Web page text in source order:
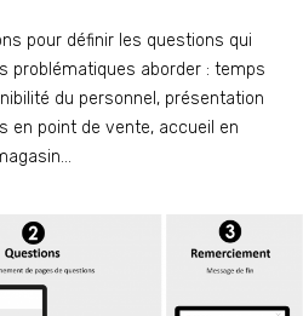
pour définir les questions qui
problématiques aborder : temps
du personnel, présentation
en point de vente, accueil en